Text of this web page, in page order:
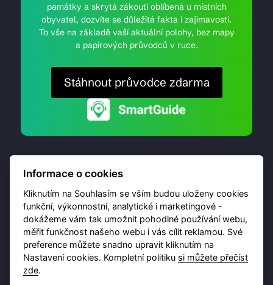
památky a skrytá zákoutí oblíbená u místních
obyvatel, dozvíte se důležitá fakta i zajímavosti.
To vše na základě vaší aktuální polohy, bez mapy
a papírových průvodců v ruce.
Stáhnout průvodce zdarma
© 2026 Destinační portál provozujeBrána Jihlavy,
příspěvková organizace. Všechna práva vyhrazena.
Ochrana osobních údajů
Informace o cookies
Kliknutím na Souhlasím se vším budou uloženy cookies
funkční, výkonnostní, analytické i marketingové -
dokážeme vám tak umožnit pohodlné používání webu,
měřit funkčnost našeho webu i vás cílit reklamou. Své
preference můžete snadno upravit kliknutím na
Nastavení cookies. Kompletní politiku si můžete přečíst
zde.